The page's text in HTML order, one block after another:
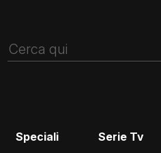
Speciali Serie Tv